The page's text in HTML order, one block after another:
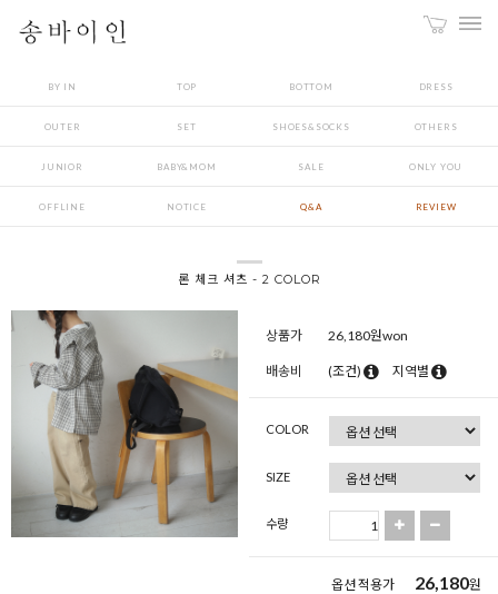
BY IN TOP BOTTOM DRESS
OUTER SET SHOES&SOCKS OTHERS
JUNIOR BABY&MOM SALE ONLY YOU
OFFLINE NOTICE Q&A REVIEW
론 체크 셔츠 - 2 COLOR
상품가 26,180원won
배송비 (조건) 지역별
COLOR
SIZE
수량
옵션 적용가 26,180원